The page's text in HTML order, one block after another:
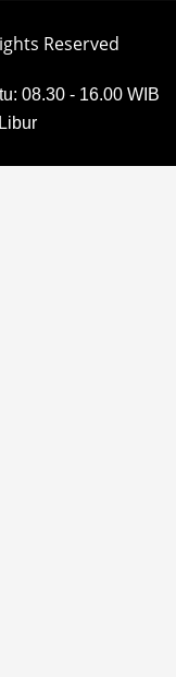
Reserved
08.30 - 16.00 WIB